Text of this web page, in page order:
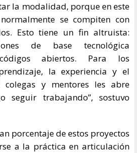
la modalidad, porque en este
se compiten con
Esto tiene un fin altruista:
de base tecnológica
abiertos. Para los
la experiencia y el
colegas y mentores les abre
seguir trabajando”, sostuvo
porcentaje de estos proyectos
a la práctica en articulación